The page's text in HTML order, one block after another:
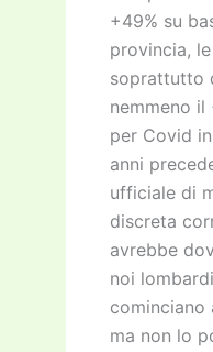
+49% su
provincia,
soprattutto
nemmeno
per Covid
anni
ufficiale di
discreta
avrebbe
noi
cominciano
ma non lo